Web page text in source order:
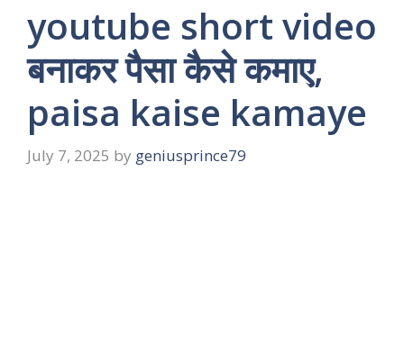
youtube short video
बनाकर पैसा कैसे कमाए,
paisa kaise kamaye
July 7, 2025 by geniusprince79